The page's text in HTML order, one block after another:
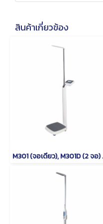
สินค้าเกี่ยวข้อง
M301 (จอเดียว